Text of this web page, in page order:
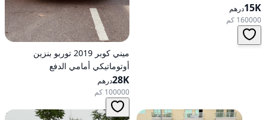
مستمر (CVT)، دفع أمامي
15Kدرهم
160000 كم
ميني كوبر 2019 توربو بنزين
أوتوماتيكي أمامي الدفع
28Kدرهم
100000 كم